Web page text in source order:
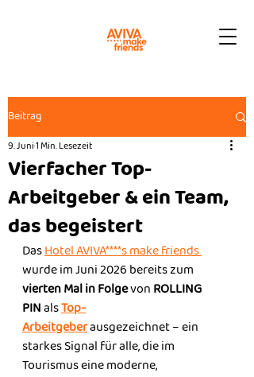
Beitrag
Vierfacher Top-
Arbeitgeber & ein Team,
das begeistert
9. Juni1 Min. Lesezeit
Das Hotel AVIVA****s make friends
wurde im Juni 2026 bereits zum
vierten Mal in Folge von ROLLING
PIN als Top-
Arbeitgeber ausgezeichnet – ein
starkes Signal für alle, die im
Tourismus eine moderne,